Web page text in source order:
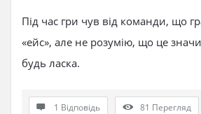
Під час гри чув від команди, що
«ейс», але не розумію, що це
будь ласка.
1 Відповідь 81 Перегляд